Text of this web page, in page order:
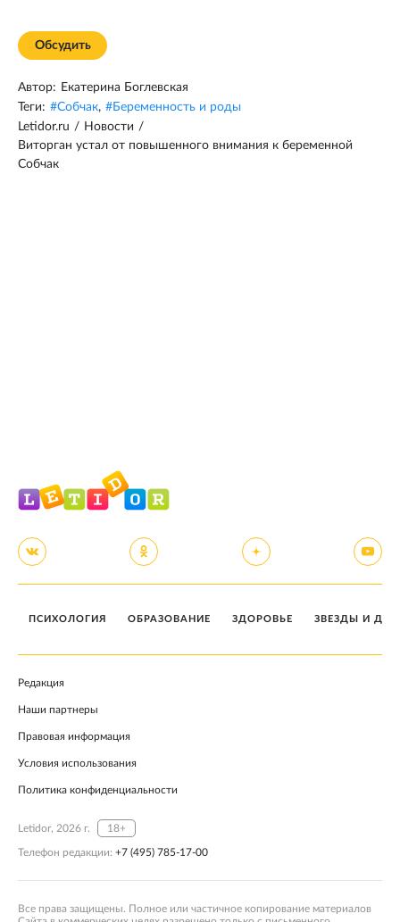
Обсудить
Автор: Екатерина Боглевская
Теги: #Собчак, #Беременность и роды
Letidor.ru / Новости /
Виторган устал от повышенного внимания к беременной
Собчак
ПСИХОЛОГИЯ ОБРАЗОВАНИЕ ЗДОРОВЬЕ ЗВЕЗДЫ И
Редакция
Наши партнеры
Правовая информация
Условия использования
Политика конфиденциальности
Letidor, 2026 г. 18+
Телефон редакции: +7 (495) 785-17-00
Все права защищены. Полное или частичное копирование материалов